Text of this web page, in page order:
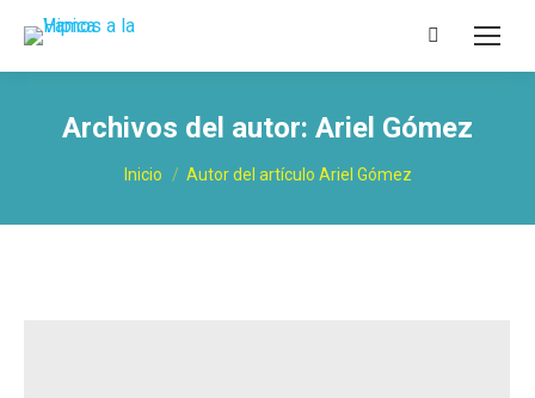
Buscar:
Archivos del autor: Ariel Gómez
Estás aquí:
Inicio Autor del artículo Ariel Gómez